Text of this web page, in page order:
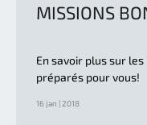
MISSIONS
En savoir plus sur
préparés pour vous!
16 jan | 2018